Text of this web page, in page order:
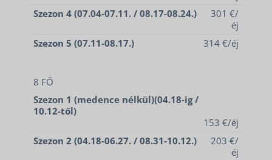
SZÁLLÁSOK
Szezon 4 (07.04-07.11. / 08.17-08.24.)
301 €/
éj
Szezon 5 (07.11-08.17.)
314 €/éj
8 FŐ
Szezon 1 (medence nélkül)(04.18-ig /
10.12-től)
153 €/éj
Szezon 2 (04.18-06.27. / 08.31-10.12.)
203 €/
éj